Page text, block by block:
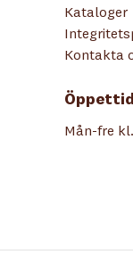
Kataloger
Kontakta
Mån-fre